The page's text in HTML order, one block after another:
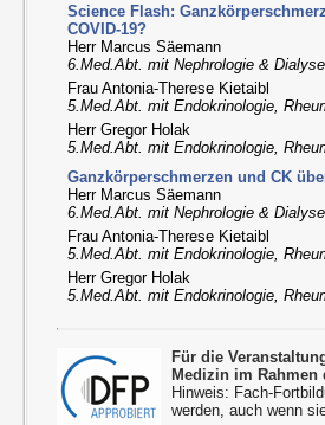
Science Flash:
COVID-19?
Herr Marcus Säemann
6.Med.Abt. mit Nephrologie &
Frau Antonia-Therese Kietaibl
5.Med.Abt. mit Endokrinologie,
Herr Gregor Holak
5.Med.Abt. mit Endokrinologie,
Ganzkörperschmerzen und CK
Herr Marcus Säemann
6.Med.Abt. mit Nephrologie &
Frau Antonia-Therese Kietaibl
5.Med.Abt. mit Endokrinologie,
Herr Gregor Holak
5.Med.Abt. mit Endokrinologie,
Für die
Medizin im
Hinweis: Fach-
werden, auch wenn